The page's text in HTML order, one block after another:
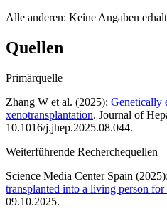
Alle anderen: Keine Angaben
Quellen
Primärquelle
Zhang W et al. (2025): Genetically
xenotransplantation. Journal of
10.1016/j.jhep.2025.08.044.
Weiterführende Recherchequellen
Science Media Center Spain (2025):
transplanted into a living person
09.10.2025.